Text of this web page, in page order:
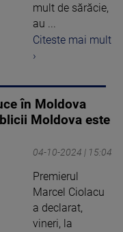
mult de sărăcie,
au ...
Citeste mai mult
›
în Moldova
Moldova este
04-10-2024 | 15:04
Premierul
Marcel Ciolacu
a declarat,
vineri, la